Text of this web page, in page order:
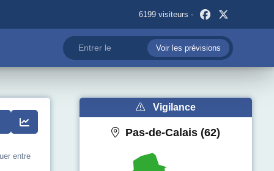
6199 visiteurs -
Voir les prévisions
entre
Vigilance
Pas-de-Calais (62)